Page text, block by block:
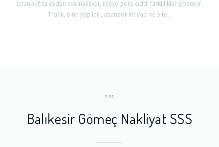
İstanbul’da evden eve nakliyat, ilçeye göre ciddi farklılıklar gösterir.
Trafik, bina yapıları, asansör ihtiyacı ve site...
SSS
Balıkesir Gömeç Nakliyat SSS